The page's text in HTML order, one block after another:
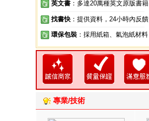
英文書 ：多達20萬種英文原版書籍
找書快 ：提供資料，24小時內反饋
環保包裝 ：採用紙箱、氣泡紙材料
專業/技術